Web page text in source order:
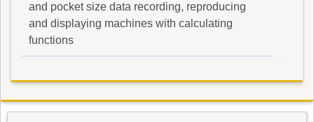
and pocket size data recording, reproducing
and displaying machines with calculating
functions